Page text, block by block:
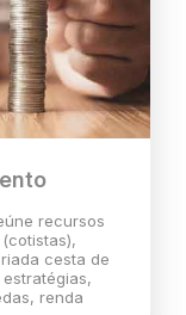
recursos
cesta de
renda